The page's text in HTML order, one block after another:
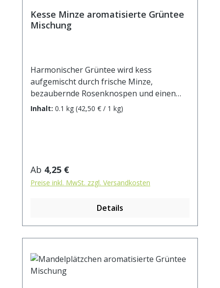
Kesse Minze aromatisierte Grüntee
Mischung
Harmonischer Grüntee wird kess
aufgemischt durch frische Minze,
bezaubernde Rosenknospen und einen
köstlichen Pfirsichduft. Probieren Sie, was
China Yin Xiang, -Chun Mee, kandierte
Papayastücke (Papaya, Zucker),
Nanaminze (5%), Aroma, Pfirsichstücke
Rosenknospen, Kornblumenblüten
Zubereitung: ca. 12g Tee mit 1 l. Wasser
ml Fertiggetränk bei Aufguss von 2g Tee
mit 100 ml 90° heißem Wasser und
Inhalt: 0.1 kg (42,50 € / 1 kg)
Regulärer Preis:
Ab 4,25 €
Preise inkl. MwSt. zzgl. Versandkosten
Details